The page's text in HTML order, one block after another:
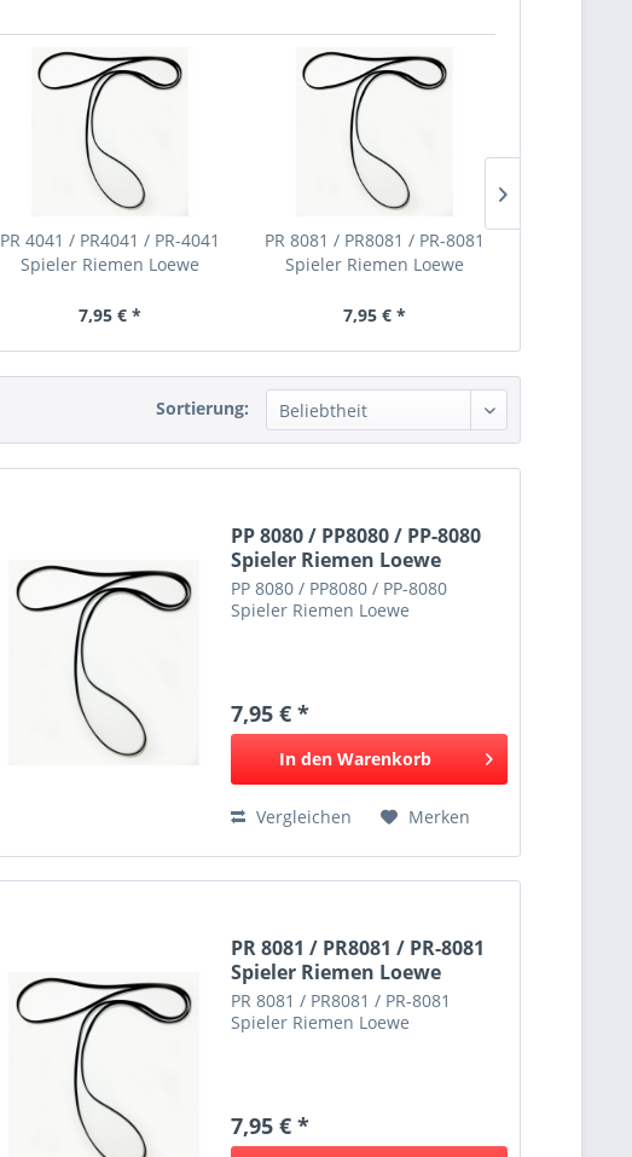
PR 4041 / PR4041 / PR-4041
Spieler Riemen Loewe
7,95 € *
PR 8081 / PR8081 / PR-8081
Spieler Riemen Loewe
7,95 € *
Sortierung:
PP 8080 / PP8080 / PP-8080
Spieler Riemen Loewe
PP 8080 / PP8080 / PP-8080
Spieler Riemen Loewe
7,95 € *
In den Warenkorb
Vergleichen Merken
PR 8081 / PR8081 / PR-8081
Spieler Riemen Loewe
PR 8081 / PR8081 / PR-8081
Spieler Riemen Loewe
7,95 € *